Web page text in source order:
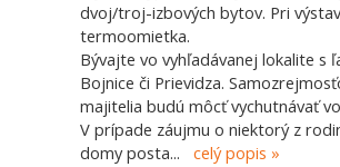
dvoj/troj-izbových bytov. Pri
termoomietka.
Bývajte vo vyhľadávanej lokalite s
Bojnice či Prievidza.
majitelia budú môcť vychutnávať
V prípade záujmu o niektorý z
domy posta... celý popis